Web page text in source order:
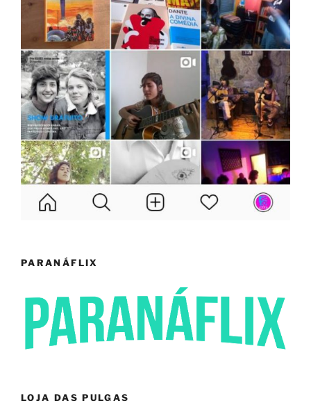
PARANÁFLIX
LOJA DAS PULGAS